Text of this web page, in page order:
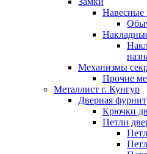
Навесные
Механизмы
Прочие
Металлист г. Кунгур
Дверная
Крючки
Петли